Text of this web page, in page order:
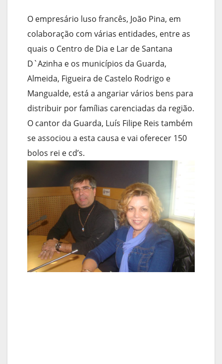
O empresário luso francês, João Pina, em
colaboração com várias entidades, entre as
quais o Centro de Dia e Lar de Santana
D`Azinha e os municípios da Guarda,
Almeida, Figueira de Castelo Rodrigo e
Mangualde, está a angariar vários bens para
distribuir por famílias carenciadas da região.
O cantor da Guarda, Luís Filipe Reis também
se associou a esta causa e vai oferecer 150
bolos rei e cd’s.